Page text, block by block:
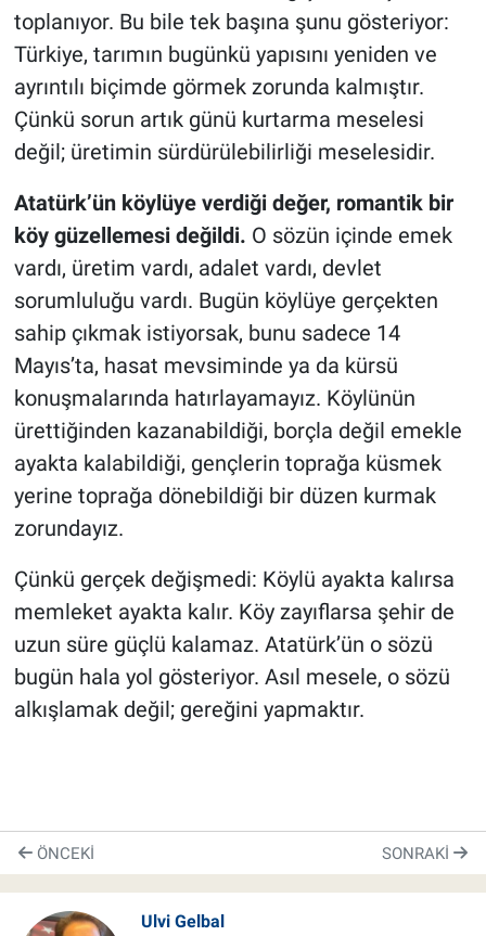
toplanıyor. Bu bile tek başına şunu gösteriyor:
Türkiye, tarımın bugünkü yapısını yeniden ve
ayrıntılı biçimde görmek zorunda kalmıştır.
Çünkü sorun artık günü kurtarma meselesi
değil; üretimin sürdürülebilirliği meselesidir.
Atatürk’ün köylüye verdiği değer, romantik bir
köy güzellemesi değildi. O sözün içinde emek
vardı, üretim vardı, adalet vardı, devlet
sorumluluğu vardı. Bugün köylüye gerçekten
sahip çıkmak istiyorsak, bunu sadece 14
Mayıs’ta, hasat mevsiminde ya da kürsü
konuşmalarında hatırlayamayız. Köylünün
ürettiğinden kazanabildiği, borçla değil emekle
ayakta kalabildiği, gençlerin toprağa küsmek
yerine toprağa dönebildiği bir düzen kurmak
zorundayız.
Çünkü gerçek değişmedi: Köylü ayakta kalırsa
memleket ayakta kalır. Köy zayıflarsa şehir de
uzun süre güçlü kalamaz. Atatürk’ün o sözü
bugün hala yol gösteriyor. Asıl mesele, o sözü
alkışlamak değil; gereğini yapmaktır.
ÖNCEKI SONRAKI
Ulvi Gelbal